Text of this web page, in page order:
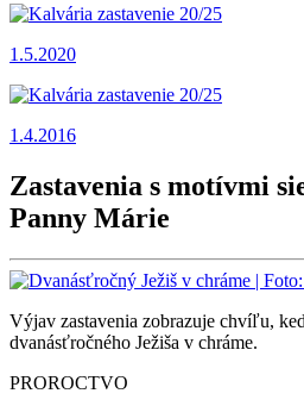
1.5.2020
1.4.2016
Zastavenia s motívmi
Panny Márie
Výjav zastavenia zobrazuje chvíľu,
dvanásťročného Ježiša v chráme.
PROROCTVO